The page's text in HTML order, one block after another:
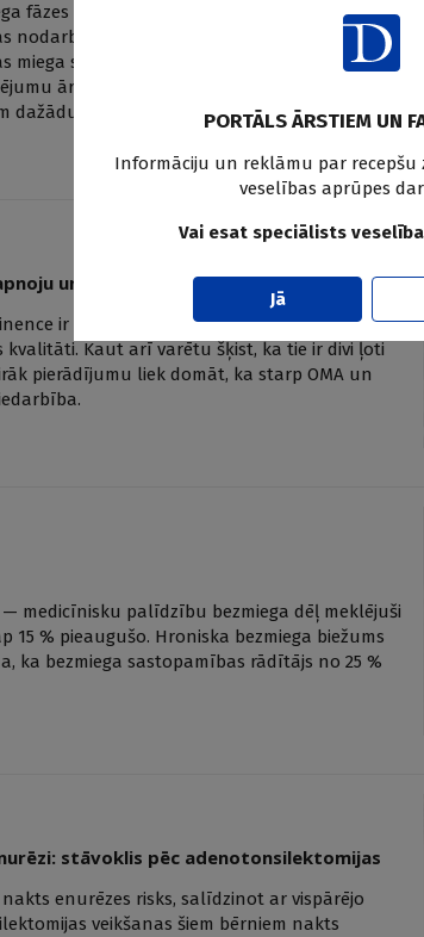
fāzes un cikli. Savukārt miega medicīna jeb
nodarbojas ar miega problēmu diagnostiku,
miega slimību grupas. Nefarmakoloģiska
ārstēšanā, tomēr rakstā sniegts arī
dažādu miega slimību gadījumā.
un urīna inkontinenci?
ir divi bieži sastopami veselības
kvalitāti. Kaut arī varētu šķist, ka tie ir divi ļoti
pierādījumu liek domāt, ka starp OMA un
medicīnisku palīdzību bezmiega dēļ meklējuši
15 % pieaugušo. Hroniska bezmiega biežums
ka bezmiega sastopamības rādītājs no 25 %
stāvoklis pēc adenotonsilektomijas
enurēzes risks, salīdzinot ar vispārējo
veikšanas šiem bērniem nakts
PORTĀLS ĀRSTIEM UN
Informāciju un reklāmu par
veselības aprūpes
Vai esat speciālists
Jā